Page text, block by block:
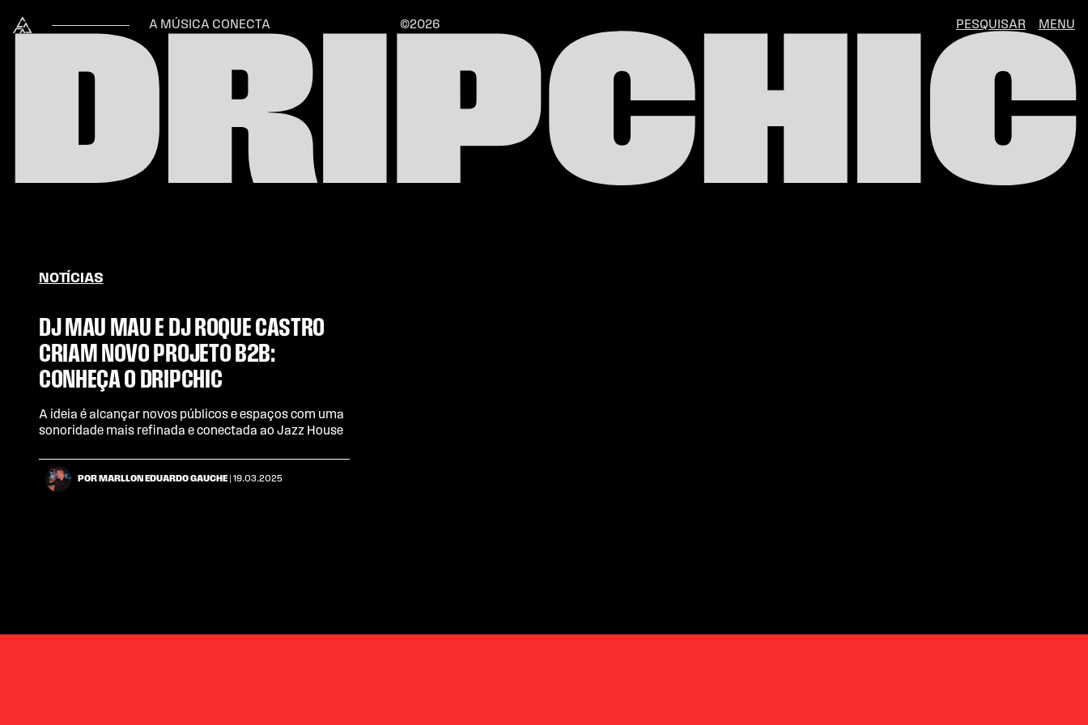
Alataj
A MÚSICA CONECTA ©2026 PESQUISAR MENU
DRIPCHIC
NOTÍCIAS
DJ MAU MAU E DJ ROQUE CASTRO
CRIAM NOVO PROJETO B2B:
CONHEÇA O DRIPCHIC
A ideia é alcançar novos públicos e espaços com uma
sonoridade mais refinada e conectada ao Jazz House
POR MARLLON EDUARDO GAUCHE | 19.03.2025